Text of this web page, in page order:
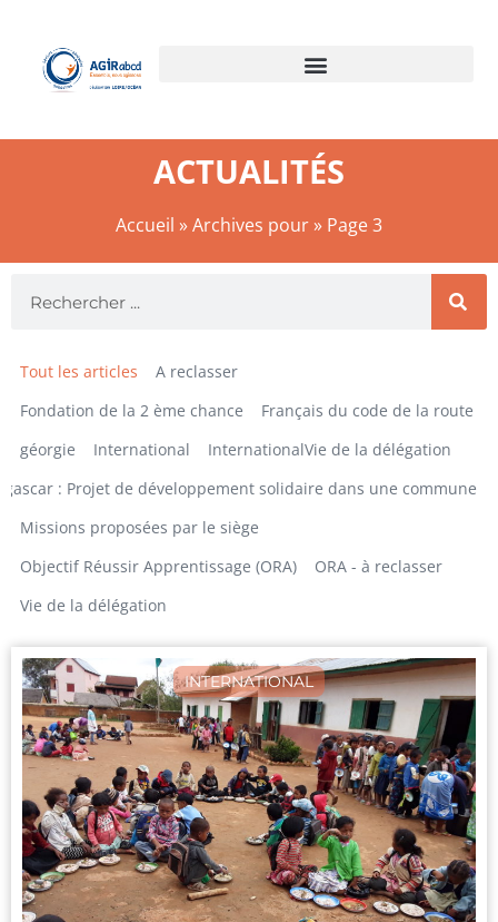
ACTUALITÉS
Accueil »Archives pour» Page 3
A reclasser
Fondation de la 2 ème chance
Français du code de la route
géorgie
International
InternationalVie de la délégation
: Projet de développement solidaire dans une commune
Missions proposées par le siège
Objectif Réussir Apprentissage (ORA)
ORA - à reclasser
Vie de la délégation
Tout les articles
INTERNATIONAL